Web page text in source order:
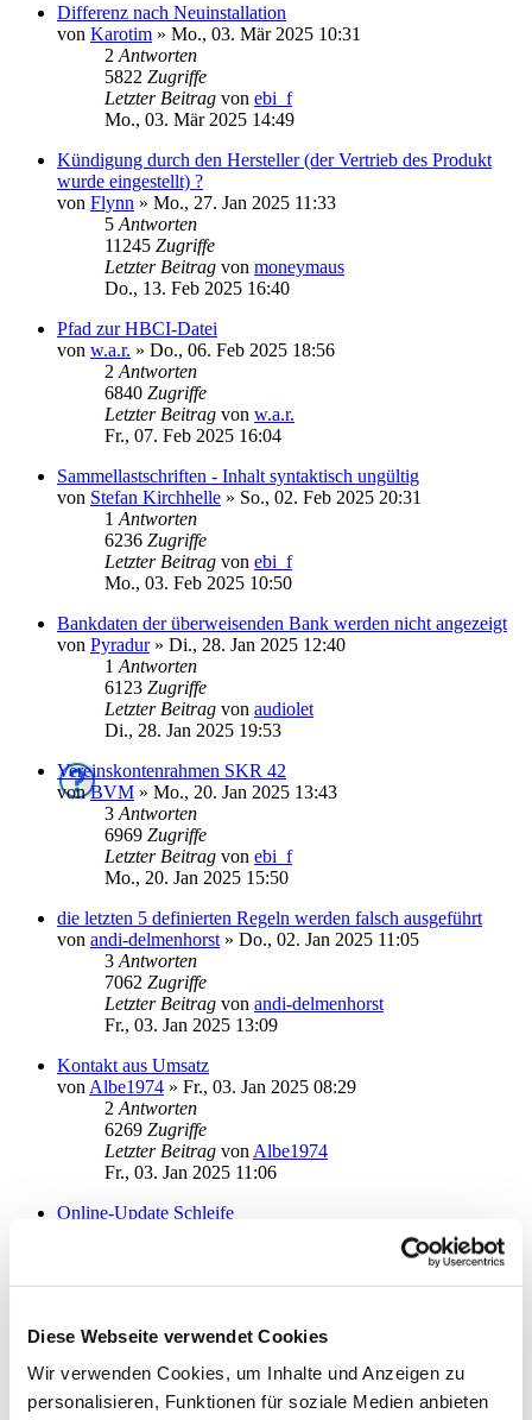
Diese Webseite verwendet Cookies
Wir verwenden Cookies, um Inhalte und Anzeigen zu
personalisieren, Funktionen für soziale Medien anbieten
Differenz nach Neuinstallation
von Karotim » Mo., 03. Mär 2025 10:31
2 Antworten
5822 Zugriffe
Letzter Beitrag von ebi_f
Mo., 03. Mär 2025 14:49
Kündigung durch den Hersteller (der Vertrieb des Produkt
wurde eingestellt) ?
von Flynn » Mo., 27. Jan 2025 11:33
5 Antworten
11245 Zugriffe
Letzter Beitrag von moneymaus
Do., 13. Feb 2025 16:40
Pfad zur HBCI-Datei
von w.a.r. » Do., 06. Feb 2025 18:56
2 Antworten
6840 Zugriffe
Letzter Beitrag von w.a.r.
Fr., 07. Feb 2025 16:04
Sammellastschriften - Inhalt syntaktisch ungültig
von Stefan Kirchhelle » So., 02. Feb 2025 20:31
1 Antworten
6236 Zugriffe
Letzter Beitrag von ebi_f
Mo., 03. Feb 2025 10:50
Bankdaten der überweisenden Bank werden nicht angezeigt
von Pyradur» Di., 28. Jan 2025 12:40
1 Antworten
6123 Zugriffe
Letzter Beitrag von audiolet
Di., 28. Jan 2025 19:53
Vereinskontenrahmen SKR 42
vonBVM » Mo., 20. Jan 2025 13:43
3 Antworten
6969 Zugriffe
Letzter Beitrag von ebi_f
Mo., 20. Jan 2025 15:50
die letzten 5 definierten Regeln werden falsch ausgeführt
von andi-delmenhorst » Do., 02. Jan 2025 11:05
3 Antworten
7062 Zugriffe
Letzter Beitrag von andi-delmenhorst
Fr., 03. Jan 2025 13:09
Kontakt aus Umsatz
von Albe1974 » Fr., 03. Jan 2025 08:29
2 Antworten
6269 Zugriffe
Letzter Beitrag von Albe1974
Fr., 03. Jan 2025 11:06
Online-Update Schleife
vonrhaeusler»Mo., 08. Jul 2024 13:53
3Antworten